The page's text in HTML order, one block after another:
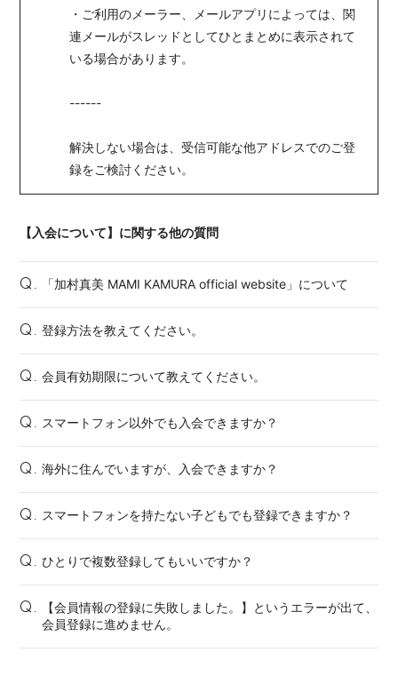
・ご利用のメーラー、メールアプリによっては、関
連メールがスレッドとしてひとまとめに表示されて
いる場合があります。
------
解決しない場合は、受信可能な他アドレスでのご登
録をご検討ください。
【入会について】に関する他の質問
Q. 「加村真美 MAMI KAMURA official website」について
Q. 登録方法を教えてください。
Q. 会員有効期限について教えてください。
Q. スマートフォン以外でも入会できますか？
Q. 海外に住んでいますが、入会できますか？
Q. スマートフォンを持たない子どもでも登録できますか？
Q. ひとりで複数登録してもいいですか？
Q.
【会員情報の登録に失敗しました。】というエラーが出て、
会員登録に進めません。